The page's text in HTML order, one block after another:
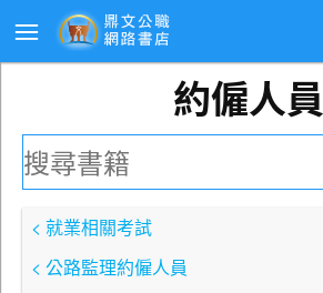
約僱人員
< 就業相關考試
< 公路監理約僱人員